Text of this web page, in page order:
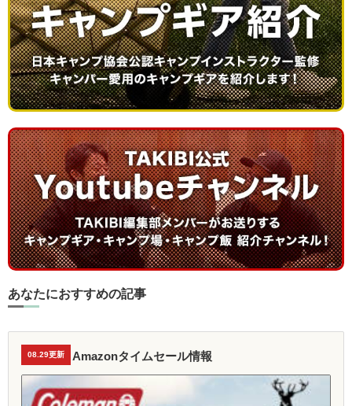
あなたにおすすめの記事
08.29更新 Amazonタイムセール情報